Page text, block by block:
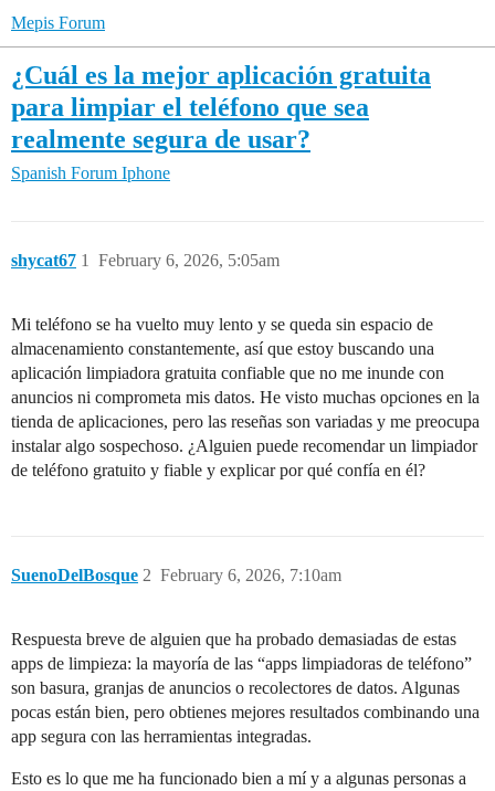
Mepis Forum
¿Cuál es la mejor aplicación gratuita
para limpiar el teléfono que sea
realmente segura de usar?
Spanish Forum Iphone
shycat67 February 6, 2026, 5:05am
1
Mi teléfono se ha vuelto muy lento y se queda sin espacio de
almacenamiento constantemente, así que estoy buscando una
aplicación limpiadora gratuita confiable que no me inunde con
anuncios ni comprometa mis datos. He visto muchas opciones en la
tienda de aplicaciones, pero las reseñas son variadas y me preocupa
instalar algo sospechoso. ¿Alguien puede recomendar un limpiador
de teléfono gratuito y fiable y explicar por qué confía en él?
SuenoDelBosque February 6, 2026, 7:10am
2
Respuesta breve de alguien que ha probado demasiadas de estas
apps de limpieza: la mayoría de las “apps limpiadoras de teléfono”
son basura, granjas de anuncios o recolectores de datos. Algunas
pocas están bien, pero obtienes mejores resultados combinando una
app segura con las herramientas integradas.
Esto es lo que me ha funcionado bien a mí y a algunas personas a